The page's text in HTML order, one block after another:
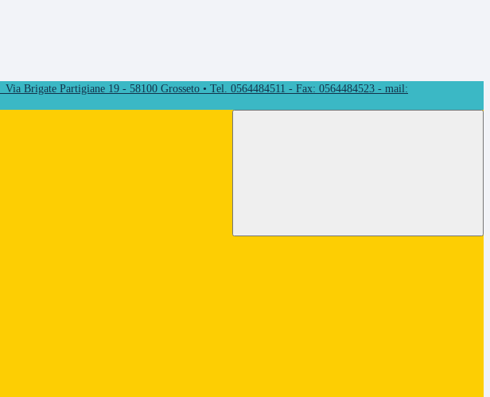
Via Brigate Partigiane 19 - 58100 Grosseto • Tel. 0564484511 - Fax: 0564484523 - mail: